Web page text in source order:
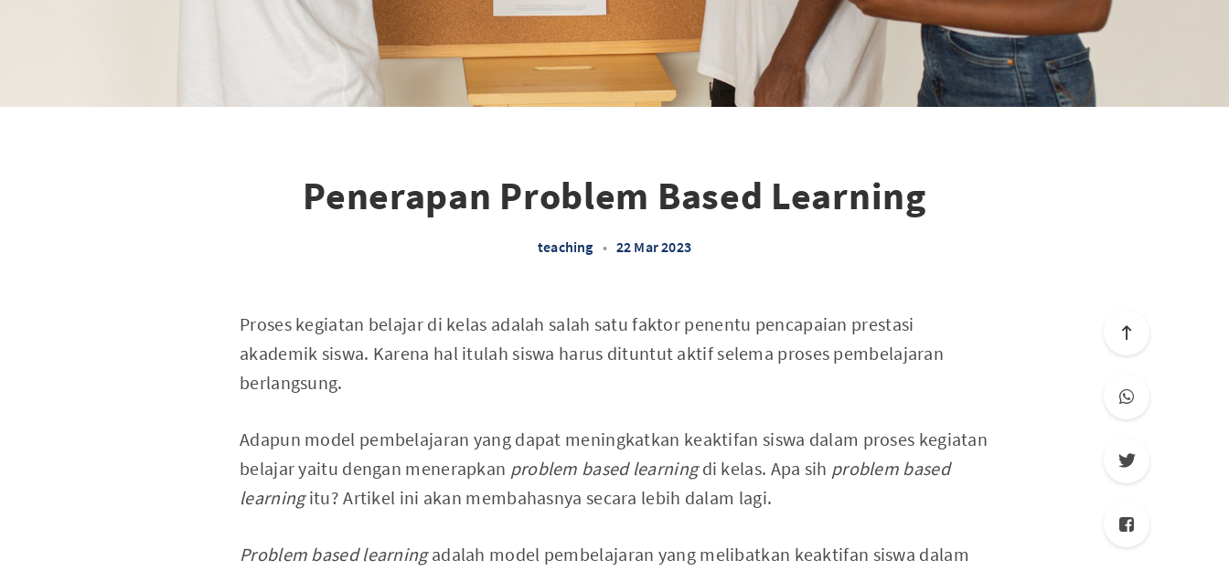
Penerapan Problem Based Learning
teaching • 22 Mar 2023
Proses kegiatan belajar di kelas adalah salah satu faktor penentu pencapaian prestasi
akademik siswa. Karena hal itulah siswa harus dituntut aktif selema proses pembelajaran
berlangsung.
Adapun model pembelajaran yang dapat meningkatkan keaktifan siswa dalam proses kegiatan
belajar yaitu dengan menerapkan problem based learningdi kelas. Apa sih problem based
learningitu? Artikel ini akan membahasnya secara lebih dalam lagi.
Problem based learningadalah model pembelajaran yang melibatkan keaktifan siswa dalam